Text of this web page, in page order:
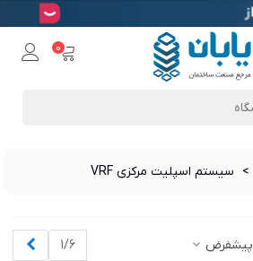
0
> سیستم اسپلیت مرکزی VRF
پیشفرض 1/6